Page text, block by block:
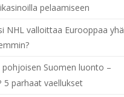
pelaamiseen
NHL valloittaa Eurooppaa yhä
pohjoisen Suomen luonto –
5 parhaat vaellukset